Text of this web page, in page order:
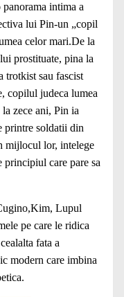
intima a
lui Pin-un „copil
celor mari.De la
prostituate, pina la
trotkist sau fascist
copilul judeca lumea
zece ani, Pin ia
printre soldatii din
mijlocul lor, intelege
principiul care pare sa
Lupul
pe care le ridica
fata a
modern care imbina